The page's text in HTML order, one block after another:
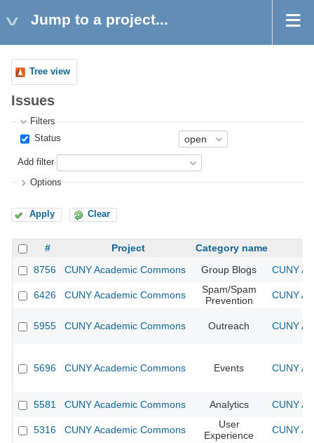
Jump to a project...
Tree view
Issues
Filters
Status
Add filter
Options
Apply Clear
# Project
Category name
8756
CUNY Academic Commons Group Blogs CUNY
6426 CUNY Academic Commons
Spam/Spam
Prevention
CUNY
5955 CUNY Academic Commons Outreach CUNY
5696 CUNY Academic Commons Events CUNY
5581 CUNY Academic Commons Analytics CUNY
5316 CUNY Academic Commons
User
Experience
CUNY